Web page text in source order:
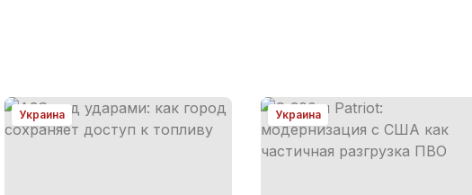
Украина Украина